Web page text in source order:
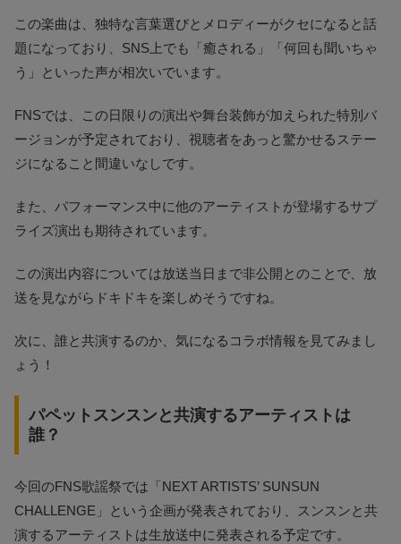
この楽曲は、独特な言葉選びとメロディーがクセになると話
題になっており、SNS上でも「癒される」「何回も聞いちゃ
う」といった声が相次いでいます。
FNSでは、この日限りの演出や舞台装飾が加えられた特別バ
ージョンが予定されており、視聴者をあっと驚かせるステー
ジになること間違いなしです。
また、パフォーマンス中に他のアーティストが登場するサプ
ライズ演出も期待されています。
この演出内容については放送当日まで非公開とのことで、放
送を見ながらドキドキを楽しめそうですね。
次に、誰と共演するのか、気になるコラボ情報を見てみまし
ょう！
パペットスンスンと共演するアーティストは
誰？
今回のFNS歌謡祭では「NEXT ARTISTS’ SUNSUN
CHALLENGE」という企画が発表されており、スンスンと共
演するアーティストは生放送中に発表される予定です。